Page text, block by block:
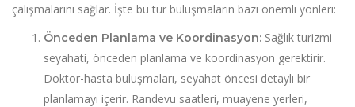
çalışmalarını sağlar. İşte bu tür buluşmaların bazı önemli yönleri:
Önceden Planlama ve Koordinasyon: Sağlık turizmi
seyahati, önceden planlama ve koordinasyon gerektirir.
Doktor-hasta buluşmaları, seyahat öncesi detaylı bir
planlamayı içerir. Randevu saatleri, muayene yerleri,